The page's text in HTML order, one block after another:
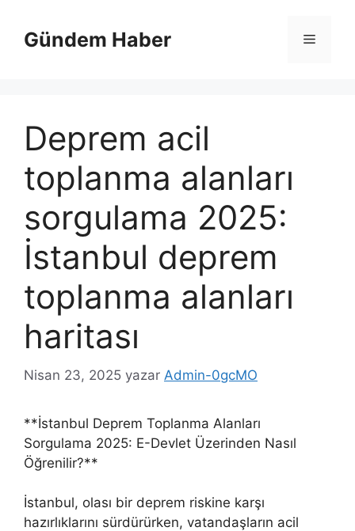
Gündem Haber Menü
Deprem acil
toplanma alanları
sorgulama 2025:
İstanbul deprem
toplanma alanları
haritası
Nisan 23, 2025 yazar Admin-0gcMO
**İstanbul Deprem Toplanma Alanları
Sorgulama 2025: E-Devlet Üzerinden Nasıl
Öğrenilir?**
İstanbul, olası bir deprem riskine karşı
hazırlıklarını sürdürürken, vatandaşların acil